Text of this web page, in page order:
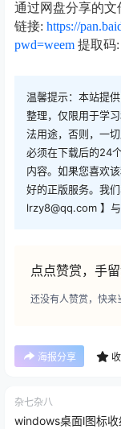
通过网盘分享的
链接: https://
pwd=weem 提取码:
温馨提示：本站提
整理，仅限用于学
法用途，否则，一
必须在下载后的24
内容。如果您喜欢
好的正版服务。我
lrzy8@qq.com 】与
点点赞赏，手
还没有人赞赏，快来
海报分享
杂七杂八
windows桌面l图标收